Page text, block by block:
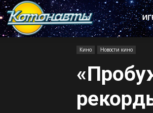
Котонавты
Кино Новости кино